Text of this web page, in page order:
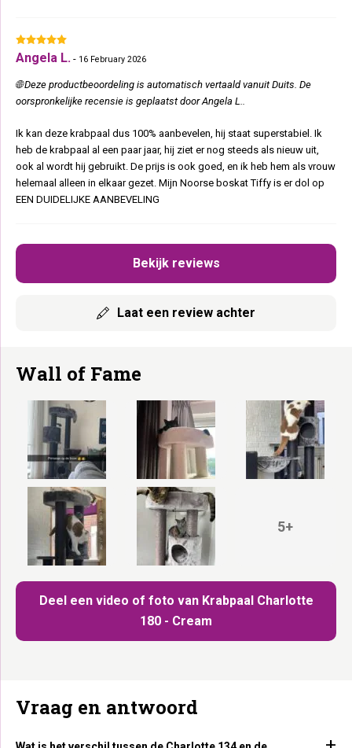
Bekijk reviews
Laat een review achter
Angela L. - 16 February 2026
🌐 Deze productbeoordeling is automatisch vertaald vanuit Duits. De
oorspronkelijke recensie is geplaatst door Angela L..
Ik kan deze krabpaal dus 100% aanbevelen, hij staat superstabiel. Ik
heb de krabpaal al een paar jaar, hij ziet er nog steeds als nieuw uit,
ook al wordt hij gebruikt. De prijs is ook goed, en ik heb hem als vrouw
helemaal alleen in elkaar gezet. Mijn Noorse boskat Tiffy is er dol op
EEN DUIDELIJKE AANBEVELING
Wall of Fame
Deel een video of foto van Krabpaal Charlotte
180 - Cream
5+
Vraag en antwoord